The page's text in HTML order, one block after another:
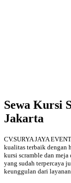
Sewa Kursi
Jakarta
CV.SURYA JAYA EVENT
kualitas terbaik dengan
kursi scramble dan meja
yang sudah terpercaya
keunggulan dari